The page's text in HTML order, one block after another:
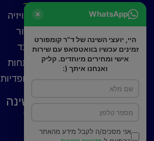
כורסאות טלוויזיה
כורסאות עור
כורסאות בד
כורסאות נפתחות
כורסאות אורטופדיות
פתרונות שינה
WhatsApp
היי, יועצי השינה של ד"ר קומפורט
זמינים עכשיו בוואטסאפ עם שירות
אישי ומחירים מיוחדים. קליק
ואנחנו איתך (:
אני מסכים/ה לקבל מידע מהאתר